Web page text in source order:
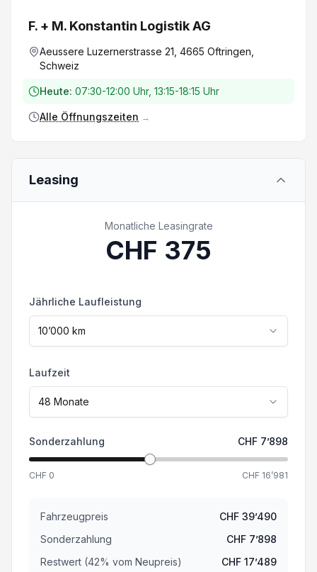
Verkaufspreis abgerechnet wird. Finanzierung /
Gerne unterbreiten wir Ihnen ein auf Sie
zugeschnittenes Angebot für Ihre
Fahrzeugfinanzierung, zu Top Konditionen.
Eintausch / Ankauf:
Sie mit uns Kontakt auf. Die effektive
Ausstattung kann von der publizierten
Ausstattung abweichen. Irrtümer und
Zwischenverkauf vorbehalten.
F. + M. Konstantin Logistik AG
Aeussere Luzernerstrasse 21, 4665 Oftringen,
Schweiz
Heute: 07:30-12:00 Uhr, 13:15-18:15 Uhr
Alle Öffnungszeiten →
Leasing
Monatliche Leasingrate
CHF 375
Jährliche Laufleistung
10’000 km
Laufzeit
48 Monate
Sonderzahlung CHF 7’898
CHF 0 CHF 16’981
Fahrzeugpreis CHF 39’490
Sonderzahlung
CHF 7’898
Restwert (42% vom Neupreis) CHF 17’489